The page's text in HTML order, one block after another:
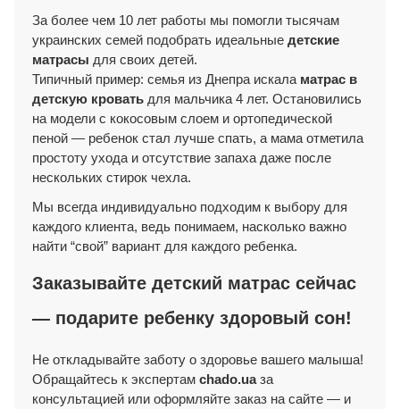
За более чем 10 лет работы мы помогли тысячам
украинских семей подобрать идеальные детские
матрасы для своих детей.
Типичный пример: семья из Днепра искала матрас в
детскую кроватьдля мальчика 4 лет. Остановились
на модели с кокосовым слоем и ортопедической
пеной — ребенок стал лучше спать, а мама отметила
простоту ухода и отсутствие запаха даже после
нескольких стирок чехла.
Мы всегда индивидуально подходим к выбору для
каждого клиента, ведь понимаем, насколько важно
найти “свой” вариант для каждого ребенка.
Заказывайте детский матрас сейчас
— подарите ребенку здоровый сон!
Не откладывайте заботу о здоровье вашего малыша!
Обращайтесь к экспертам chado.uaза
консультацией или оформляйте заказ на сайте — и